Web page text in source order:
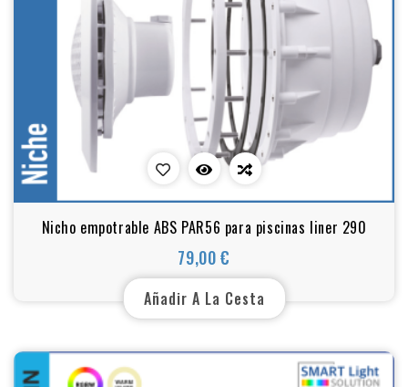
Nicho empotrable ABS PAR56 para piscinas liner 290
79,00 €
Precio
Añadir A La Cesta